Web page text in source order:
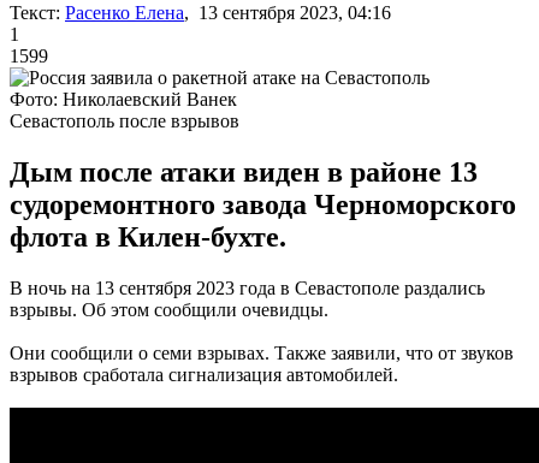
Текст: Расенко Елена, 13 сентября 2023, 04:16
1
1599
Фото: Николаевский Ванек
Севастополь после взрывов
Дым после атаки виден в районе 13
судоремонтного завода Черноморского
флота в Килен-бухте.
В ночь на 13 сентября 2023 года в Севастополе раздались
взрывы. Об этом сообщили очевидцы.
Они сообщили о семи взрывах. Также заявили, что от звуков
взрывов сработала сигнализация автомобилей.